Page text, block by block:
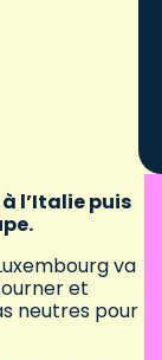
l’Italie puis
va
et
neutres pour